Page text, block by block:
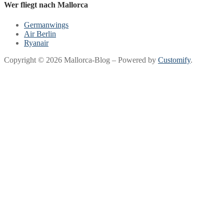
Wer fliegt nach Mallorca
Germanwings
Air Berlin
Ryanair
Copyright © 2026 Mallorca-Blog – Powered by Customify.